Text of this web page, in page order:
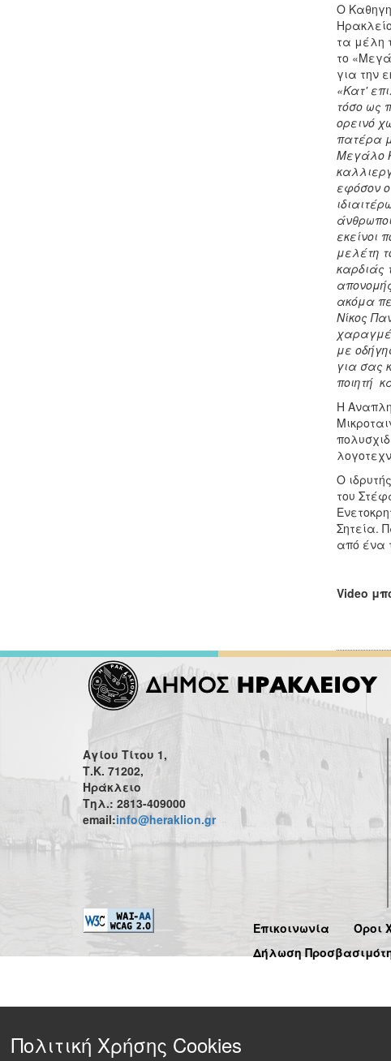
Ο
τα μέλη
το
για την
«Κατ'
τόσο ως
ορεινό
πατέρα
Μεγάλο
εφόσον
εκείνοι
μελέτη
καρδιάς
ακόμα
Νίκος
με
για σας
ποιητή
Η
Ο
του
Σητεία.
από ένα
Video
Αγίου Τίτου 1,
Τ.Κ. 71202,
Ηράκλειο
Τηλ.: 2813-409000
email:info@heraklion.gr
Επικοινωνία
Όροι
Δήλωση
Πολιτική Χρήσης Cookies